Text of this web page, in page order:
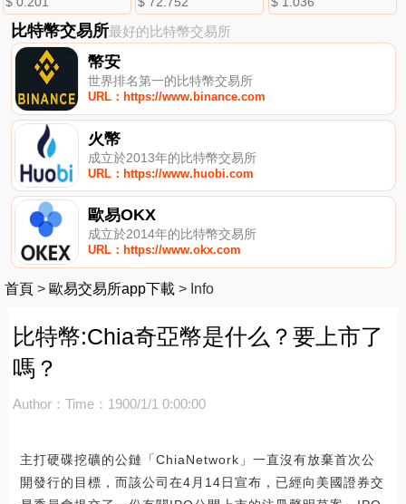
比特幣交易所最好的比特幣交易所
幣安
世界排名第一的比特幣交易所
URL：https://www.binance.com
火幣
成立於2013年的比特幣交易所
URL：https://www.huobi.com
歐易OKX
成立於2014年的比特幣交易所
URL：https://www.okx.com
首頁 > 歐易交易所app下載 > Info
比特幣:Chia奇亞幣是什么？要上市了
嗎？
Author： Time：1900/1/1 0:00:00
主打硬碟挖礦的公鏈「ChiaNetwork」一直沒有放棄首次公
開發行的目標，而該公司在4月14日宣布，已經向美國證券交